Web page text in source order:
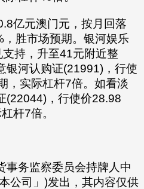
亿元澳门元，按月回落
胜市场预期。银河娱乐
持，升至41元附近整
银河认购证(21991)，行使
，实际杠杆7倍。如看淡
(22044)，行使价28.98
杆7倍。
事务监察委员会持牌人中
公司」)发出，其内容仅供